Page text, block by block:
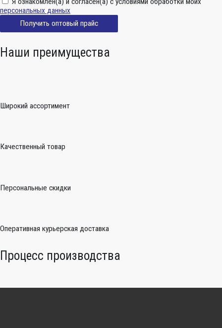
персональных данных
Получить оптовый прайс
Наши преимущества
Широкий ассортимент
Качественный товар
Персональные скидки
Оперативная курьерская доставка
Процесс производства